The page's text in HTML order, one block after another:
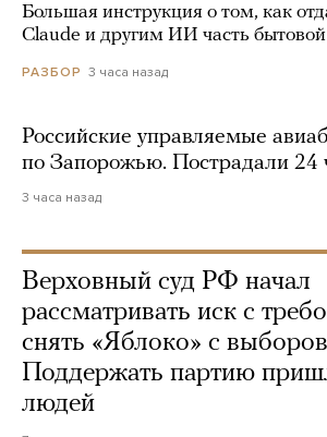
Большая инструкция о том, как
Claude и другим ИИ часть
РАЗБОР 3 часа назад
Российские управляемые
по Запорожью. Пострадали 24
3 часа назад
Верховный суд РФ начал
рассматривать иск с
снять «Яблоко» с
Поддержать партию
людей